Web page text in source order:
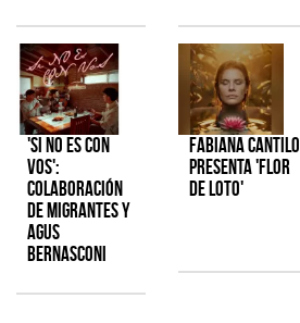
'Si No Es Con
Vos':
colaboración
de Migrantes y
Agus
Bernasconi
Fabiana Cantilo
presenta 'Flor
de Loto'